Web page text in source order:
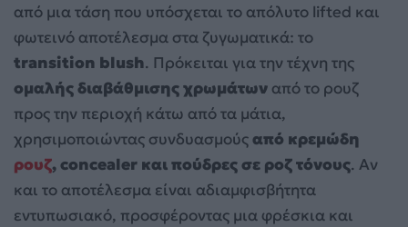
από μια τάση που υπόσχεται το απόλυτο lifted και
φωτεινό αποτέλεσμα στα ζυγωματικά: το
transition blush. Πρόκειται για την τέχνη της
ομαλής διαβάθμισης χρωμάτων από το ρουζ
προς την περιοχή κάτω από τα μάτια,
χρησιμοποιώντας συνδυασμούςαπό κρεμώδη
ρουζ, concealer και πούδρες σε ροζ τόνους. Αν
και το αποτέλεσμα είναι αδιαμφισβήτητα
εντυπωσιακό, προσφέροντας μια φρέσκια και